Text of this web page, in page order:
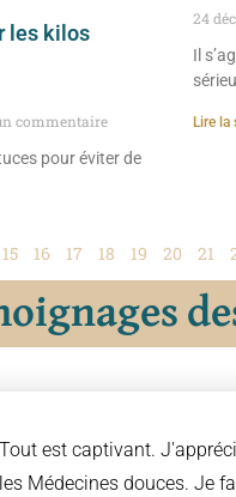
les kilos
commentaire
pour éviter de
24
Il
Lire la
15 16 17 18 19 20 21
Tout est captivant.
les Médecines douces. Je